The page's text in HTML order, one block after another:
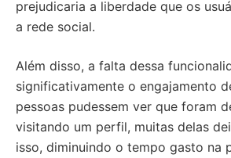
prejudicaria a liberdade que os
a rede social.
Além disso, a falta dessa
significativamente o engajamento
pessoas pudessem ver que foram
visitando um perfil, muitas delas
isso, diminuindo o tempo gasto na